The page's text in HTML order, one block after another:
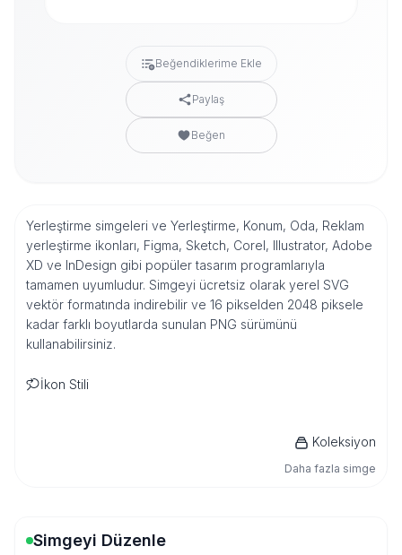
Beğendiklerime Ekle
Paylaş
Beğen
Yerleştirme simgeleri ve Yerleştirme, Konum, Oda, Reklam
yerleştirme ikonları, Figma, Sketch, Corel, Illustrator, Adobe
XD ve InDesign gibi popüler tasarım programlarıyla
tamamen uyumludur. Simgeyi ücretsiz olarak yerel SVG
vektör formatında indirebilir ve 16 pikselden 2048 piksele
kadar farklı boyutlarda sunulan PNG sürümünü
kullanabilirsiniz.
İkon Stili
Koleksiyon
Daha fazla simge
Simgeyi Düzenle